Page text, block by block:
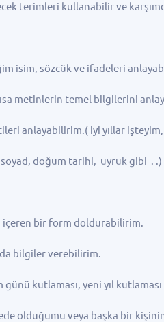
terimleri kullanabilir ve
sözcük ve ifadeleri
metinlerin temel bilgilerini
iyi yıllar işteyim,
doğum tarihi, uyruk gibi . .)
bir form doldurabilirim.
bilgiler verebilirim.
kutlaması, yeni yıl kutlaması
veya başka bir